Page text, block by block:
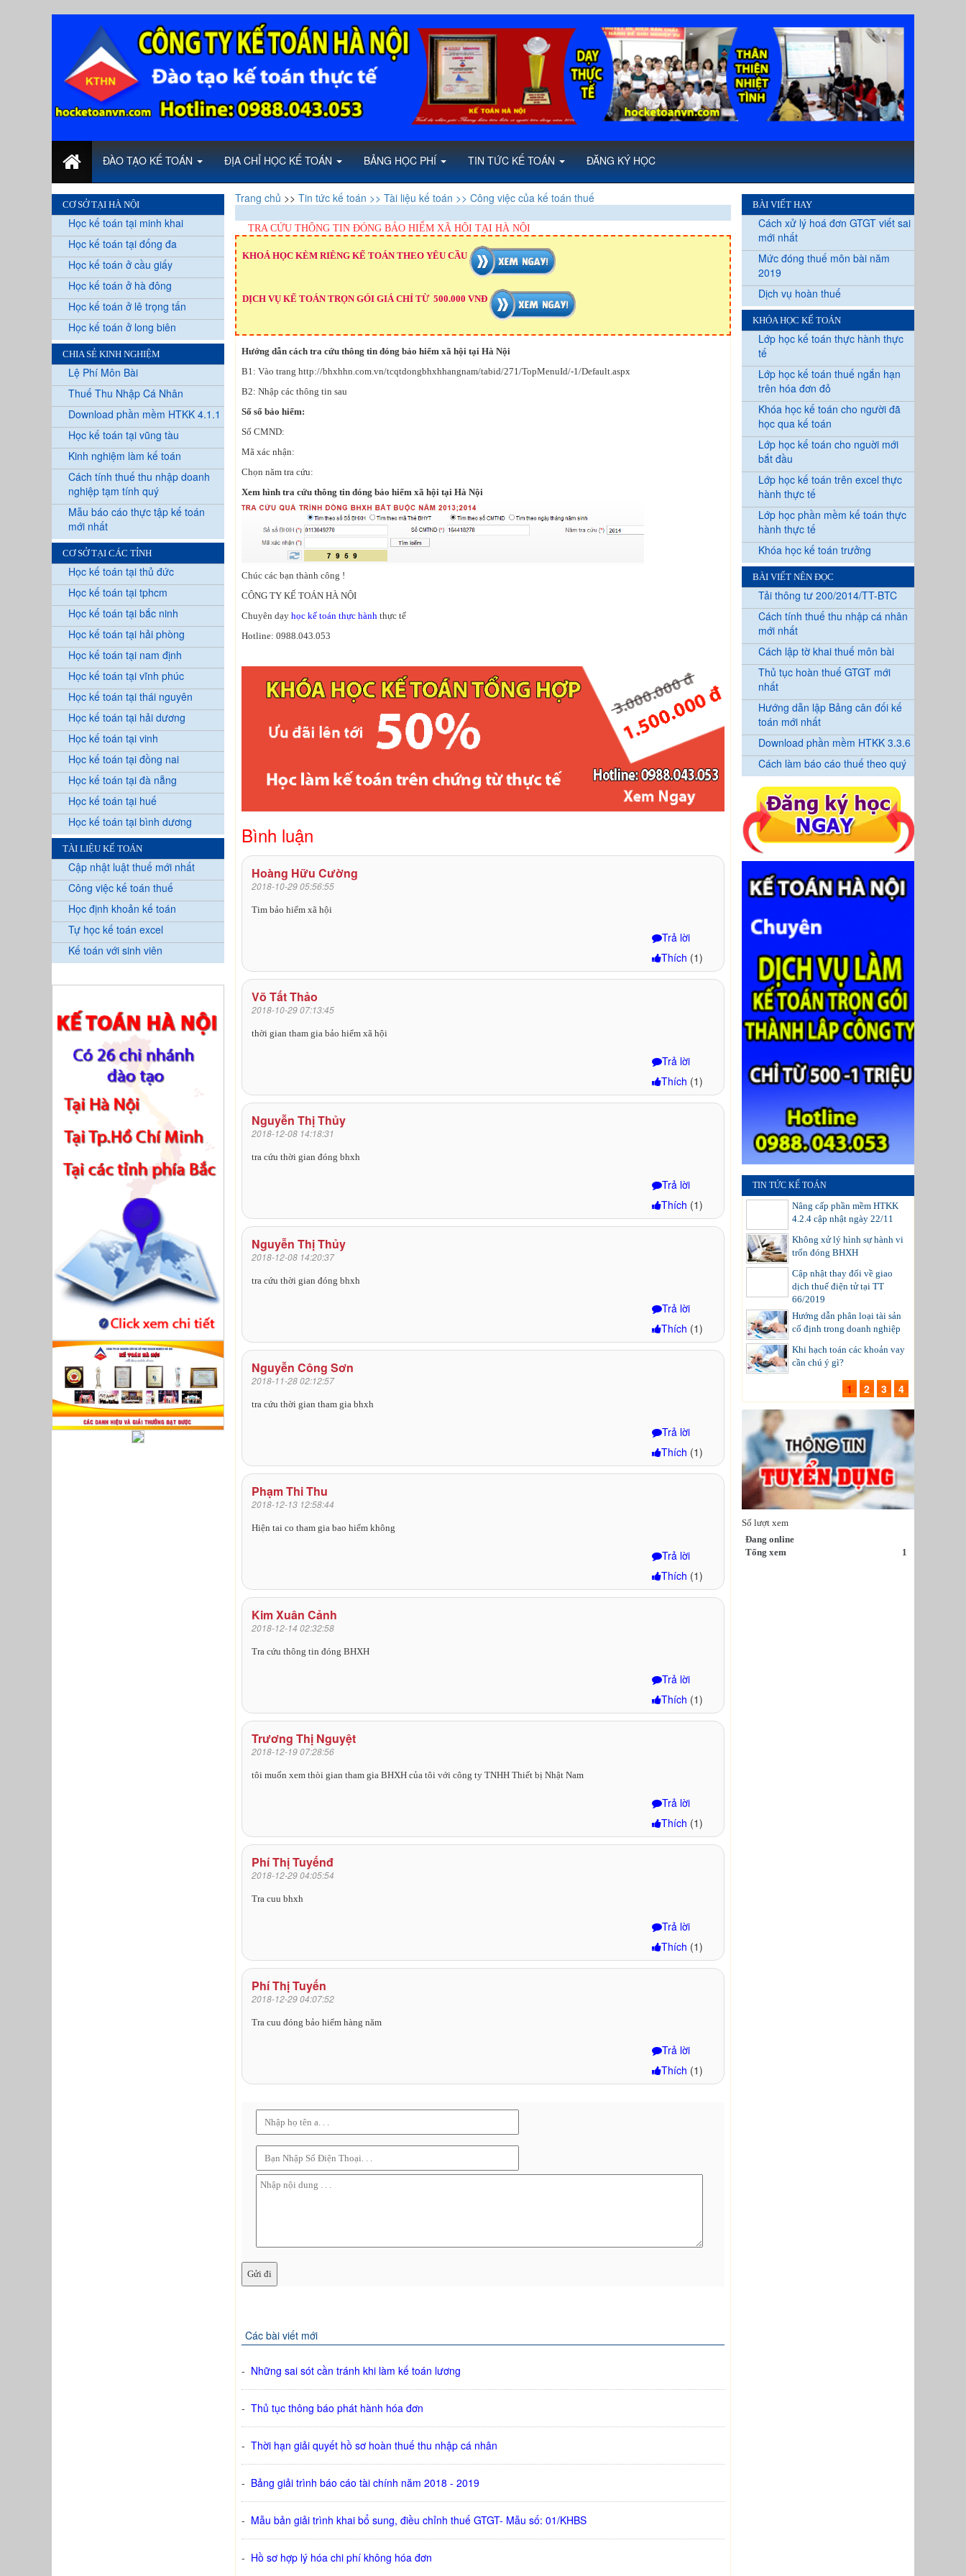
ĐÀO TẠO KẾ TOÁN ĐỊA CHỈ HỌC KẾ TOÁN BẢNG HỌC PHÍ TIN TỨC KẾ TOÁN ĐĂNG KÝ HỌC
CƠ SỞ TẠI HÀ NỘI
Học kế toán tại minh khai
Học kế toán tại đống đa
Học kế toán ở cầu giấy
Học kế toán ở hà đông
Học kế toán ở lê trọng tấn
Học kế toán ở long biên
CHIA SẺ KINH NGHIỆM
Lệ Phí Môn Bài
Thuế Thu Nhập Cá Nhân
Download phần mềm HTKK 4.1.1
Học kế toán tại vũng tàu
Kinh nghiệm làm kế toán
Cách tính thuế thu nhập doanh
nghiệp tạm tính quý
Mẫu báo cáo thực tập kế toán
mới nhất
CƠ SỞ TẠI CÁC TỈNH
Học kế toán tại thủ đức
Học kế toán tại tphcm
Học kế toán tại bắc ninh
Học kế toán tại hải phòng
Học kế toán tại nam định
Học kế toán tại vĩnh phúc
Học kế toán tại thái nguyên
Học kế toán tại hải dương
Học kế toán tại vinh
Học kế toán tại đồng nai
Học kế toán tại đà nẵng
Học kế toán tại huế
Học kế toán tại bình dương
TÀI LIỆU KẾ TOÁN
Cập nhật luật thuế mới nhất
Công việc kế toán thuế
Học định khoản kế toán
Tự học kế toán excel
Kế toán với sinh viên
Trang chủ >> Tin tức kế toán >> Tài liệu kế toán >> Công việc của kế toán thuế
TRA CỨU THÔNG TIN ĐÓNG BẢO HIỂM XÃ HỘI TẠI HÀ NỘI
KHOÁ HỌC KÈM RIÊNG KẾ TOÁN THEO YÊU CẦU
DỊCH VỤ KẾ TOÁN TRỌN GÓI GIÁ CHỈ TỪ 500.000 VNĐ
Hướng dẫn cách tra cứu thông tin đóng bảo hiểm xã hội tại Hà Nội
B1: Vào trang http://bhxhhn.com.vn/tcqtdongbhxhhangnam/tabid/271/TopMenuId/-1/Default.aspx
B2: Nhập các thông tin sau
Số sổ bảo hiểm:
Số CMND:
Mã xác nhận:
Chọn năm tra cứu:
Xem hình tra cứu thông tin đóng bảo hiểm xã hội tại Hà Nội
Chúc các bạn thành công !
CÔNG TY KẾ TOÁN HÀ NỘI
Chuyên dạy học kế toán thực hành thực tế
Hotline: 0988.043.053
Bình luận
Hoàng Hữu Cường
2018-10-29 05:56:55
Tim bảo hiểm xã hội
Trả lời
Thích (1)
Võ Tất Thảo
2018-10-29 07:13:45
thời gian tham gia bảo hiểm xã hội
Trả lời
Thích (1)
Nguyễn Thị Thủy
2018-12-08 14:18:31
tra cứu thời gian đóng bhxh
Trả lời
Thích (1)
Nguyễn Thị Thủy
2018-12-08 14:20:37
tra cứu thời gian đóng bhxh
Trả lời
Thích (1)
Nguyễn Công Sơn
2018-11-28 02:12:57
tra cứu thời gian tham gia bhxh
Trả lời
Thích (1)
Phạm Thi Thu
2018-12-13 12:58:44
Hiện tai co tham gia bao hiểm không
Trả lời
Thích (1)
Kim Xuân Cảnh
2018-12-14 02:32:58
Tra cứu thông tin đóng BHXH
Trả lời
Thích (1)
Trương Thị Nguyệt
2018-12-19 07:28:56
tôi muốn xem thòi gian tham gia BHXH của tôi với công ty TNHH Thiết bị Nhật Nam
Trả lời
Thích (1)
Phí Thị Tuyếnđ
2018-12-29 04:05:54
Tra cuu bhxh
Trả lời
Thích (1)
Phí Thị Tuyến
2018-12-29 04:07:52
Tra cuu đóng bảo hiểm hàng năm
Trả lời
Thích (1)
Các bài viết mới
- Những sai sót cần tránh khi làm kế toán lương
- Thủ tục thông báo phát hành hóa đơn
- Thời hạn giải quyết hồ sơ hoàn thuế thu nhập cá nhân
- Bảng giải trình báo cáo tài chính năm 2018 - 2019
- Mẫu bản giải trình khai bổ sung, điều chỉnh thuế GTGT- Mẫu số: 01/KHBS
- Hồ sơ hợp lý hóa chi phí không hóa đơn
BÀI VIẾT HAY
Cách xử lý hoá đơn GTGT viết sai
mới nhất
Mức đóng thuế môn bài năm
2019
Dịch vụ hoàn thuế
KHÓA HỌC KẾ TOÁN
Lớp học kế toán thực hành thực
tế
Lớp học kế toán thuế ngắn hạn
trên hóa đơn đỏ
Khóa học kế toán cho người đã
học qua kế toán
Lớp học kế toán cho nguời mới
bắt đầu
Lớp học kế toán trên excel thực
hành thực tế
Lớp học phần mềm kế toán thực
hành thực tế
Khóa học kế toán trưởng
BÀI VIẾT NÊN ĐỌC
Tải thông tư 200/2014/TT-BTC
Cách tính thuế thu nhập cá nhân
mới nhất
Cách lập tờ khai thuế môn bài
Thủ tục hoàn thuế GTGT mới
nhất
Hướng dẫn lập Bảng cân đối kế
toán mới nhất
Download phần mềm HTKK 3.3.6
Cách làm báo cáo thuế theo quý
TIN TỨC KẾ TOÁN
Nâng cấp phần mềm HTKK
4.2.4 cập nhật ngày 22/11
Không xử lý hình sự hành vi
trốn đóng BHXH
Cập nhật thay đổi về giao
dịch thuế điện tử tại TT
66/2019
Hướng dẫn phân loại tài sản
cố định trong doanh nghiệp
Khi hạch toán các khoản vay
cần chú ý gì?
1 2 3 4
Số lượt xem
Đang online
Tổng xem
1